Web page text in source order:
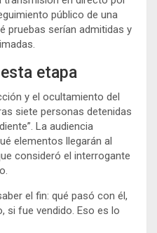
público de una
pruebas serían admitidas y
etapa
y el ocultamiento del
siete personas detenidas
La audiencia
elementos llegarán al
consideró el interrogante
el fin: qué pasó con él,
si fue vendido. Eso es lo